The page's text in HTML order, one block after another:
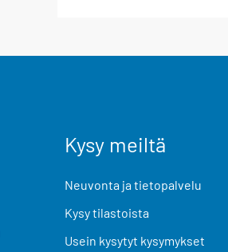
Kysy meiltä
Neuvonta ja tietopalvelu
Kysy tilastoista
Usein kysytyt kysymykset